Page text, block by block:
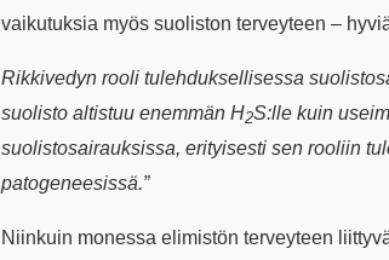
vaikutuksia myös suoliston terveyteen –
Rikkivedyn rooli tulehduksellisessa
suolisto altistuu enemmän H2S:lle kuin
suolistosairauksissa, erityisesti sen rooliin
patogeneesissä.”
Niinkuin monessa elimistön terveyteen